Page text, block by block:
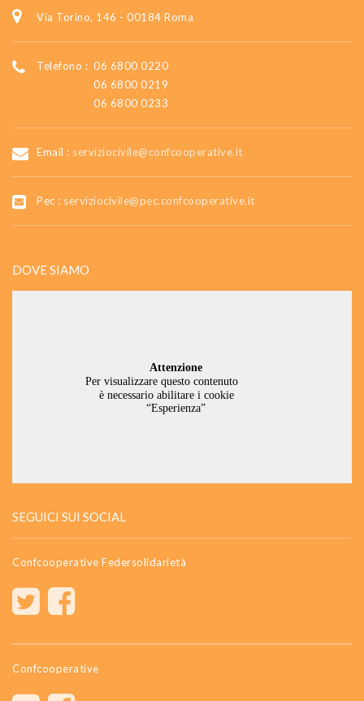
Via Torino, 146 - 00184 Roma
Telefono : 06 6800 0220
06 6800 0219
06 6800 0233
Email : serviziocivile@confcooperative.it
Pec : serviziocivile@pec.confcooperative.it
DOVE SIAMO
SEGUICI SUI SOCIAL
Confcooperative Federsolidarietà
Confcooperative